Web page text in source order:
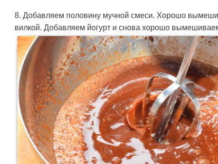
8. Добавляем половину мучной смеси. Хорошо
вилкой. Добавляем йогурт и снова хорошо